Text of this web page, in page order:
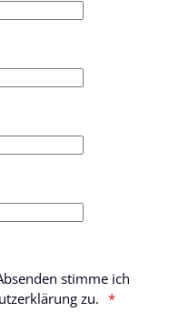
stimme ich
zu.